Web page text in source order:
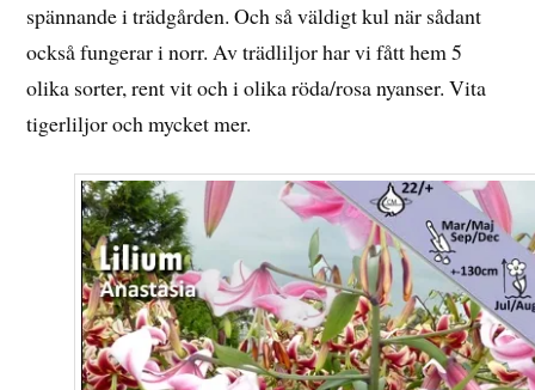
spännande i trädgården. Och så väldigt kul när sådant
också fungerar i norr. Av trädliljor har vi fått hem 5
olika sorter, rent vit och i olika röda/rosa nyanser. Vita
tigerliljor och mycket mer.